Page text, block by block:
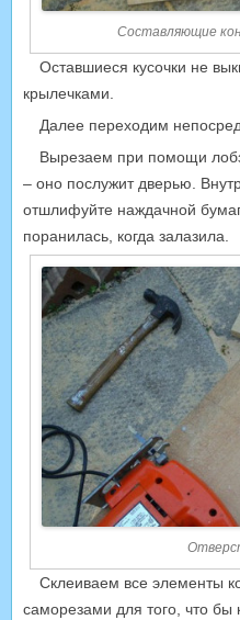
Составляющие
Оставшиеся кусочки не
крылечками.
Далее переходим
Вырезаем при помощи
– оно послужит дверью.
отшлифуйте наждачной
поранилась, когда залазила.
Склеиваем все элементы
саморезами для того, что бы